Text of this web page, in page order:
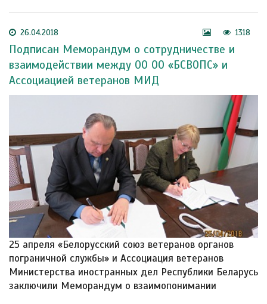
26.04.2018 1318
Подписан Меморандум о сотрудничестве и
взаимодействии между ОО ОО «БСВОПС» и
Ассоциацией ветеранов МИД
25 апреля «Белорусский союз ветеранов органов
пограничной службы» и Ассоциация ветеранов
Министерства иностранных дел Республики Беларусь
заключили Меморандум о взаимопонимании